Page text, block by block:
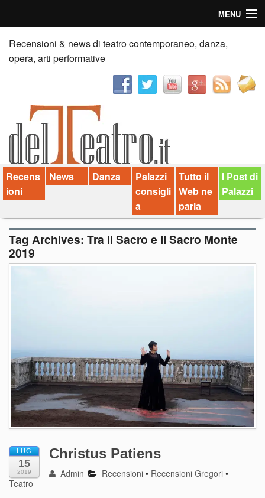
MENU
Home
Recensioni
News
Palazzi consiglia
Video
Chi siamo
Contatti
dT in English
Recensioni & news di teatro contemporaneo, danza,
opera, arti performative
Recens
ioni
News Danza
Palazzi
consigli
a
Tutto il
Web ne
parla
I Post di
Palazzi
Tag Archives: Tra il Sacro e il Sacro Monte
2019
LUG
15
2019
Christus Patiens
Admin Recensioni • Recensioni Gregori •
Teatro